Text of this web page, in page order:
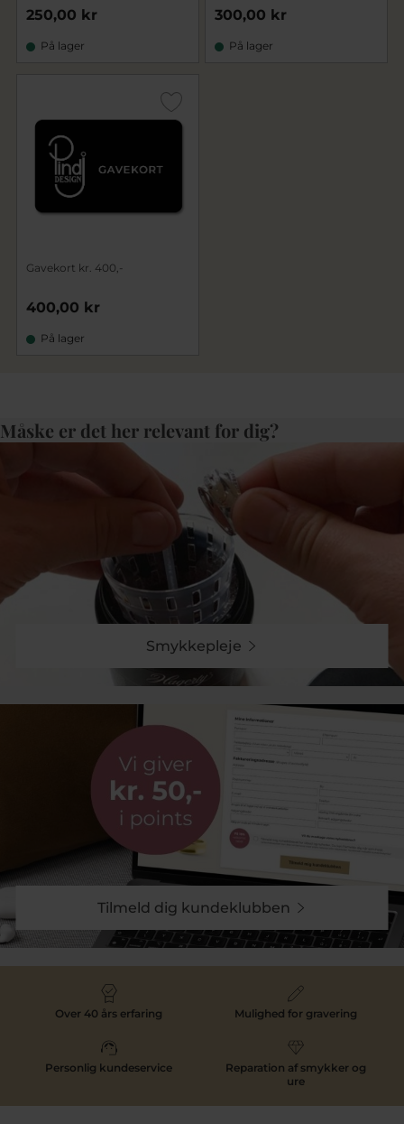
250,00 kr
På lager
300,00 kr
På lager
Gavekort kr. 400,-
400,00 kr
På lager
Måske er det her relevant for dig?
Smykkepleje
Tilmeld dig kundeklubben
Over 40 års erfaring Mulighed for gravering
Personlig kundeservice
Reparation af smykker og
ure